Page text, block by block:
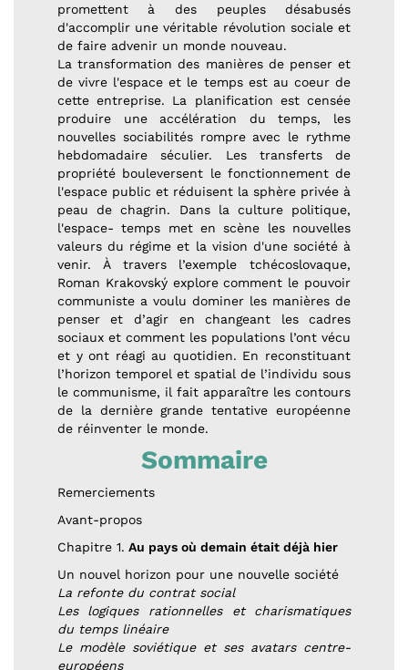
promettent à des peuples désabusés
d'accomplir une véritable révolution sociale et
de faire advenir un monde nouveau.
La transformation des manières de penser et
de vivre l'espace et le temps est au coeur de
cette entreprise. La planification est censée
produire une accélération du temps, les
nouvelles sociabilités rompre avec le rythme
hebdomadaire séculier. Les transferts de
propriété bouleversent le fonctionnement de
l'espace public et réduisent la sphère privée à
peau de chagrin. Dans la culture politique,
l'espace- temps met en scène les nouvelles
valeurs du régime et la vision d'une société à
venir. À travers l’exemple tchécoslovaque,
Roman Krakovský explore comment le pouvoir
communiste a voulu dominer les manières de
penser et d’agir en changeant les cadres
sociaux et comment les populations l’ont vécu
et y ont réagi au quotidien. En reconstituant
l’horizon temporel et spatial de l’individu sous
le communisme, il fait apparaître les contours
de la dernière grande tentative européenne
de réinventer le monde.
Sommaire
Remerciements
Avant-propos
Chapitre 1. Au pays où demain était déjà hier
Un nouvel horizon pour une nouvelle société
La refonte du contrat social
Les logiques rationnelles et charismatiques
du temps linéaire
Le modèle soviétique et ses avatars centre-
européens